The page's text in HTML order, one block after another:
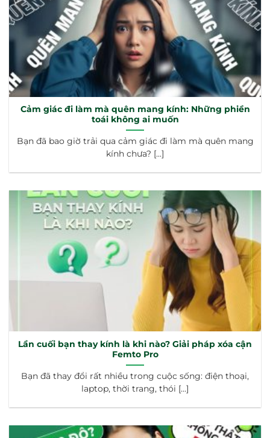
Cảm giác đi làm mà quên mang kính: Những phiền
toái không ai muốn
Bạn đã bao giờ trải qua cảm giác đi làm mà quên mang
kính chưa? [...]
Lần cuối bạn thay kính là khi nào? Giải pháp xóa cận
Femto Pro
Bạn đã thay đổi rất nhiều trong cuộc sống: điện thoại,
laptop, thời trang, thói [...]